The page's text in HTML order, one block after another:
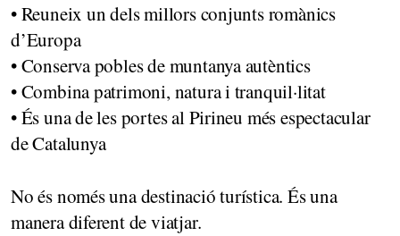
• Reuneix un dels millors conjunts romànics
d’Europa
• Conserva pobles de muntanya autèntics
• Combina patrimoni, natura i tranquil·litat
• És una de les portes al Pirineu més espectacular
de Catalunya
No és només una destinació turística. És una
manera diferent de viatjar.